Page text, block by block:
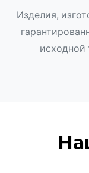
Изделия,
исходной